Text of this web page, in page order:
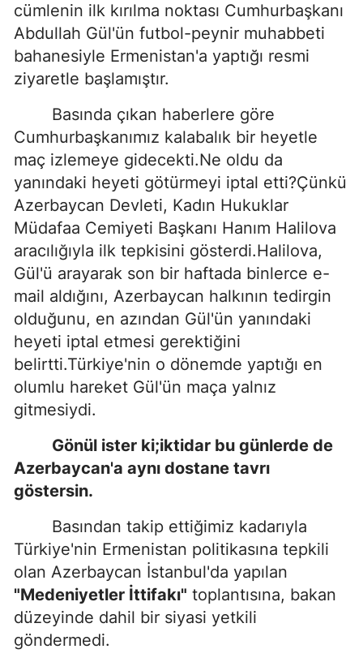
cümlenin ilk kırılma noktası Cumhurbaşkanı
Abdullah Gül'ün futbol-peynir muhabbeti
bahanesiyle Ermenistan'a yaptığı resmi
ziyaretle başlamıştır.
Basında çıkan haberlere göre
Cumhurbaşkanımız kalabalık bir heyetle
maç izlemeye gidecekti.Ne oldu da
yanındaki heyeti götürmeyi iptal etti?Çünkü
Azerbaycan Devleti, Kadın Hukuklar
Müdafaa Cemiyeti Başkanı Hanım Halilova
aracılığıyla ilk tepkisini gösterdi.Halilova,
Gül'ü arayarak son bir haftada binlerce e-
mail aldığını, Azerbaycan halkının tedirgin
olduğunu, en azından Gül'ün yanındaki
heyeti iptal etmesi gerektiğini
belirtti.Türkiye'nin o dönemde yaptığı en
olumlu hareket Gül'ün maça yalnız
gitmesiydi.
Gönül ister ki;iktidar bu günlerde de
Azerbaycan'a aynı dostane tavrı
göstersin.
Basından takip ettiğimiz kadarıyla
Türkiye'nin Ermenistan politikasına tepkili
olan Azerbaycan İstanbul'da yapılan
"Medeniyetler İttifakı" toplantısına, bakan
düzeyinde dahil bir siyasi yetkili
göndermedi.